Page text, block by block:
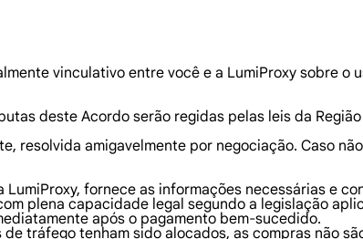
vinculativo entre você e a LumiProxy sobre o
deste Acordo serão regidas pelas leis da
resolvida amigavelmente por negociação. Caso
fornece as informações necessárias e
plena capacidade legal segundo a legislação
após o pagamento bem-sucedido.
tráfego tenham sido alocados, as compras não